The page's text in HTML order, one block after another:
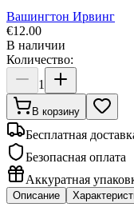
Вашингтон Ирвинг
€12.00
В наличии
Количество:
1
В корзину
Бесплатная
Безопасная оплата
Аккуратная
Описание